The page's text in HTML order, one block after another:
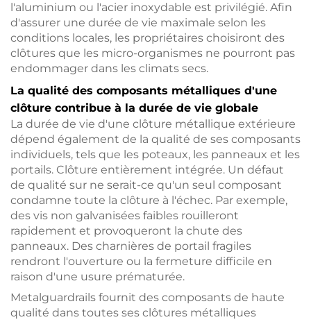
l'aluminium ou l'acier inoxydable est privilégié. Afin
d'assurer une durée de vie maximale selon les
conditions locales, les propriétaires choisiront des
clôtures que les micro-organismes ne pourront pas
endommager dans les climats secs.
La qualité des composants métalliques d'une
clôture contribue à la durée de vie globale
La durée de vie d'une clôture métallique extérieure
dépend également de la qualité de ses composants
individuels, tels que les poteaux, les panneaux et les
portails. Clôture entièrement intégrée. Un défaut
de qualité sur ne serait-ce qu'un seul composant
condamne toute la clôture à l'échec. Par exemple,
des vis non galvanisées faibles rouilleront
rapidement et provoqueront la chute des
panneaux. Des charnières de portail fragiles
rendront l'ouverture ou la fermeture difficile en
raison d'une usure prématurée.
Metalguardrails fournit des composants de haute
qualité dans toutes ses clôtures métalliques